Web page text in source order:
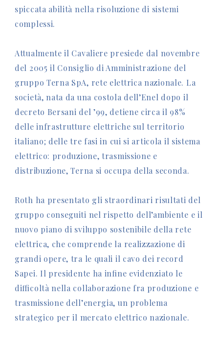
spiccata abilità nella risoluzione di sistemi
complessi.
Attualmente il Cavaliere presiede dal novembre
del 2005 il Consiglio di Amministrazione del
gruppo Terna SpA, rete elettrica nazionale. La
società, nata da una costola dell’Enel dopo il
decreto Bersani del ’99, detiene circa il 98%
delle infrastrutture elettriche sul territorio
italiano; delle tre fasi in cui si articola il sistema
elettrico: produzione, trasmissione e
distribuzione, Terna si occupa della seconda.
Roth ha presentato gli straordinari risultati del
gruppo conseguiti nel rispetto dell’ambiente e il
nuovo piano di sviluppo sostenibile della rete
elettrica, che comprende la realizzazione di
grandi opere, tra le quali il cavo dei record
Sapei. Il presidente ha infine evidenziato le
difficoltà nella collaborazione fra produzione e
trasmissione dell’energia, un problema
strategico per il mercato elettrico nazionale.